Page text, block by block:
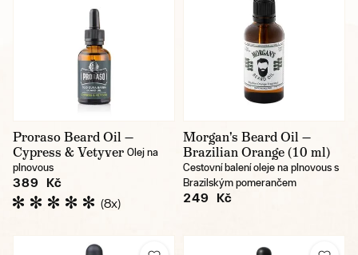
Proraso Beard Oil —
Cypress & Vetyver Olej na
plnovous
389 Kč
(8x)
Morgan's Beard Oil —
Brazilian Orange (10 ml)
Cestovní balení oleje na plnovous s
Brazilským pomerančem
249 Kč